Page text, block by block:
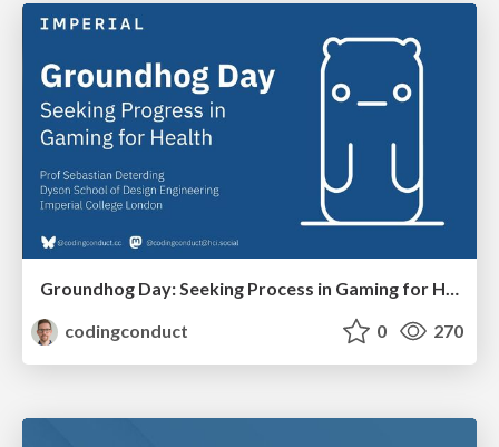
Groundhog Day: Seeking Process in Gaming for Health
codingconduct
0 270